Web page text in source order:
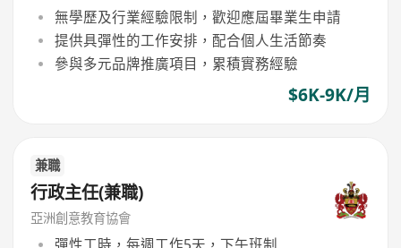
無學歷及行業經驗限制，歡迎應屆畢業生申請
提供具彈性的工作安排，配合個人生活節奏
參與多元品牌推廣項目，累積實務經驗
$6K-9K/月
兼職
行政主任(兼職)
亞洲創意教育協會